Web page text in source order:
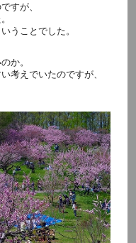
すが、
うことでした。
か。
考えでいたのですが、